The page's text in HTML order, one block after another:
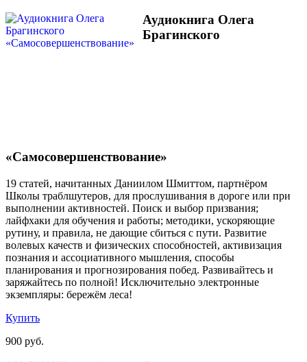
Аудиокнига Олега
Брагинского
«Самосовершенствование»
19 статей, начитанных Даниилом Шмиттом, партнёром
Школы траблшутеров, для прослушивания в дороге или при
выполнении активностей. Поиск и выбор призвания;
лайфхаки для обучения и работы; методики, ускоряющие
рутину, и правила, не дающие сбиться с пути. Развитие
волевых качеств и физических способностей, активизация
познания и ассоциативного мышления, способы
планирования и прогнозирования побед. Развивайтесь и
заряжайтесь по полной! Исключительно электронные
экземпляры: бережём леса!
Купить
900 руб.